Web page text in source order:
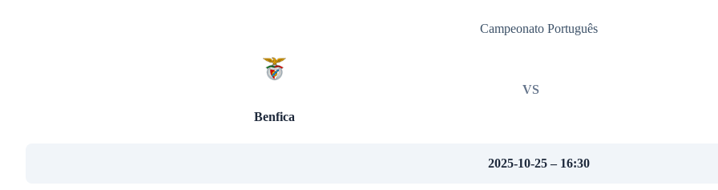
Campeonato Português
Benfica
VS
2025-10-25 – 16:30